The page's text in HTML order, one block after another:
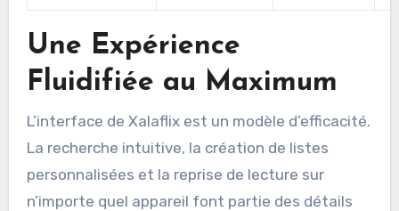
Une Expérience
Fluidifiée au Maximum
L’interface de Xalaflix est un modèle d’efficacité.
La recherche intuitive, la création de listes
personnalisées et la reprise de lecture sur
n’importe quel appareil font partie des détails